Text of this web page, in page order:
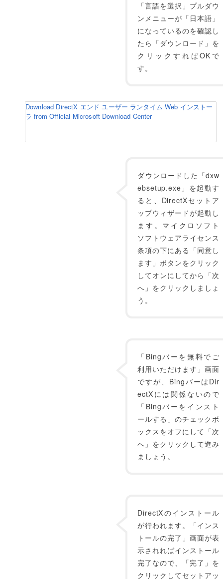
「言語を選択」プルダウ
ンメニューが「日本語」
になっているのを確認し
たら「ダウンロード」を
クリックすればOKで
す。
Download DirectX エンド ユーザー ランタイム Web インストー
ラ from Official Microsoft Download Center
ダウンロードした「dxw
ebsetup.exe」を起動す
ると、DirectXセットア
ップウィザードが起動し
ます。マイクロソフト
ソフトウェアライセンス
条項の下にある「同意し
ます」ボタンをクリック
してオンにしてから「次
へ」をクリックしましょ
う。
「Bingバーを無料でご
利用いただけます」画面
ですが、BingバーはDir
ectXには関係ないので
「Bingバーをインスト
ールする」のチェックボ
ックスをオフにして「次
へ」をクリックして進み
ましょう。
DirectXのインストール
が行われます。「インス
トールの完了」画面が表
示されればインストール
完了なので、「完了」を
クリックしてセットアッ